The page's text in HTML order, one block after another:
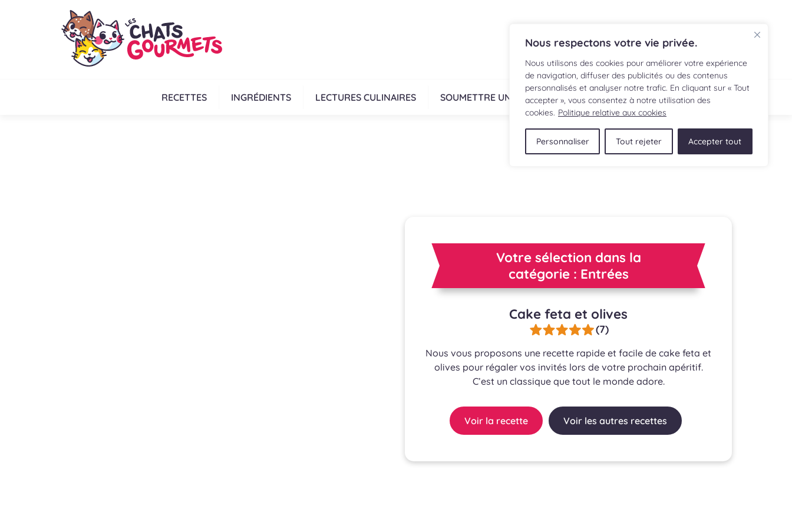
Nous respectons votre vie privée.
Nous utilisons des cookies pour améliorer votre expérience
de navigation, diffuser des publicités ou des contenus
personnalisés et analyser notre trafic. En cliquant sur « Tout
accepter », vous consentez à notre utilisation des
cookies. Politique relative aux cookies
Personnaliser Tout rejeter Accepter tout
RECETTES INGRÉDIENTS LECTURES CULINAIRES SOUMETTRE UNE RECETTE BOUTIQUE
Votre sélection dans la
catégorie : Entrées
Cake feta et olives
(7)
Nous vous proposons une recette rapide et facile de cake feta et
olives pour régaler vos invités lors de votre prochain apéritif.
C’est un classique que tout le monde adore.
Voir la recette Voir les autres recettes